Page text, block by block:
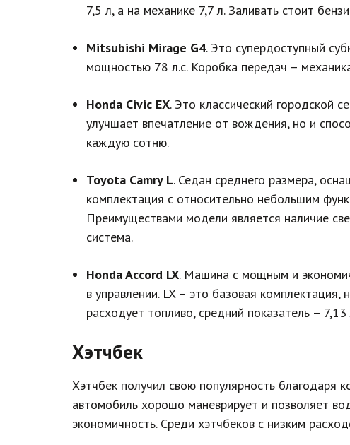
7,5 л, а на механике 7,7 л. Заливать стоит
Mitsubishi Mirage G4. Это супердоступный
мощностью 78 л.с. Коробка передач –
Honda Civic EX. Это классический городской
улучшает впечатление от вождения, но и
каждую сотню.
Toyota Camry L. Седан среднего размера,
комплектация с относительно небольшим
Преимуществами модели является наличие
система.
Honda Accord LX. Машина с мощным и
в управлении. LX – это базовая
расходует топливо, средний показатель –
Хэтчбек
Хэтчбек получил свою популярность благодаря
автомобиль хорошо маневрирует и позволяет
экономичность. Среди хэтчбеков с низким